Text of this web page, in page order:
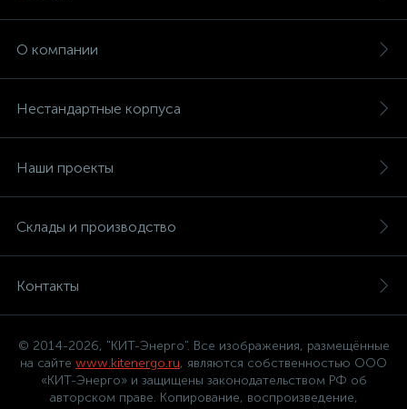
О компании
Нестандартные корпуса
Наши проекты
Склады и производство
Контакты
© 2014-2026, "КИТ-Энерго". Все изображения, размещённые
на сайте www.kitenergo.ru, являются собственностью ООО
«КИТ-Энерго» и защищены законодательством РФ об
авторском праве. Копирование, воспроизведение,